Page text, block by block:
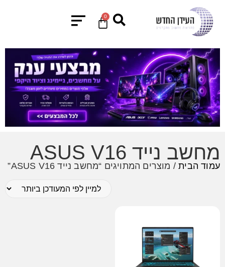
0
מחשב נייד ASUS V16
עמוד הבית/ מוצרים המתויגים “מחשב נייד ASUS V16”